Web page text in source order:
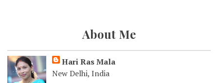
About Me
Hari Ras Mala
New Delhi, India